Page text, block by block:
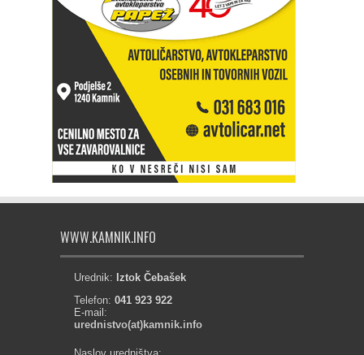
WWW.KAMNIK.INFO
Urednik: Iztok Čebašek
Telefon: 041 923 922
E-mail:
urednistvo(at)kamnik.info